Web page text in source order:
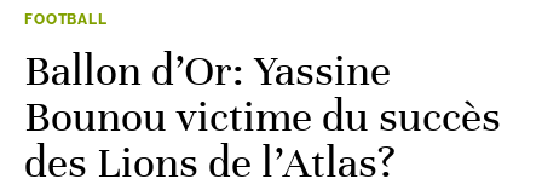
FOOTBALL
Ballon d’Or: Yassine
Bounou victime du succès
des Lions de l’Atlas?